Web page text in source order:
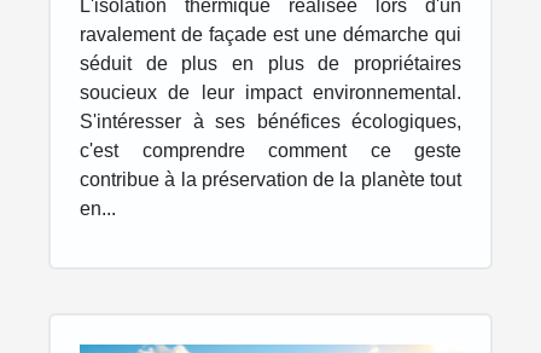
L'isolation thermique réalisée lors d'un
ravalement de façade est une démarche qui
séduit de plus en plus de propriétaires
soucieux de leur impact environnemental.
S'intéresser à ses bénéfices écologiques,
c'est comprendre comment ce geste
contribue à la préservation de la planète tout
en...